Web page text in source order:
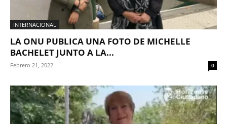
INTERNACIONAL
LA ONU PUBLICA UNA FOTO DE MICHELLE
BACHELET JUNTO A LA...
Febrero 21, 2022 0